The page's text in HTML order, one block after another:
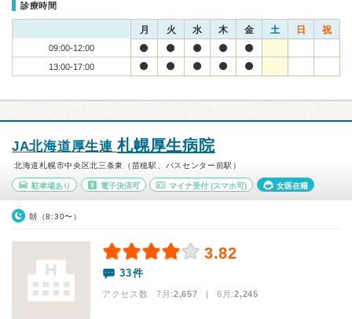
診療時間
月 火 水 木 金 土 日 祝
09:00-12:00
13:00-17:00
JA北海道厚生連札幌厚生病院
北海道札幌市中央区北三条東（苗穂駅、バスセンター前駅）
駐車場あり 電子決済可 マイナ受付 (スマホ可) 女医在籍
朝（8:30〜）
3.82
33件
アクセス数 7月:2,657 | 6月:2,245